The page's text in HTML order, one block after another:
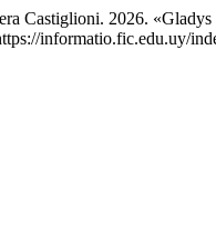
Castiglioni. 2026.
informatio.fic.edu.uy/